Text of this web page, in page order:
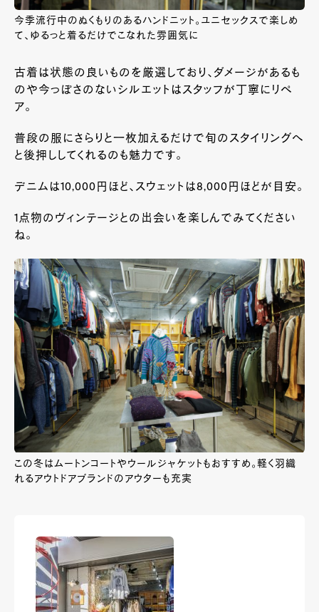
今季流行中のぬくもりのあるハンドニット。ユニセックスで楽しめ
て、ゆるっと着るだけでこなれた雰囲気に
古着は状態の良いものを厳選しており、ダメージがあるも
のや今っぽさのないシルエットはスタッフが丁寧にリペ
ア。
普段の服にさらりと一枚加えるだけで旬のスタイリングへ
と後押ししてくれるのも魅力です。
デニムは10,000 円ほど、スウェットは8,000 円ほどが目安。
1点物のヴィンテージとの出会いを楽しんでみてください
ね。
この冬はムートンコートやウールジャケットもおすすめ。軽く羽織
れるアウトドアブランドのアウターも充実